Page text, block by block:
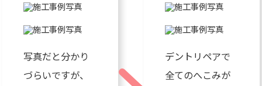
写真だと分かり
づらいですが、
デントリペアで
全てのへこみが